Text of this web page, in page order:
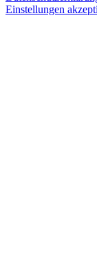
Einstellungen